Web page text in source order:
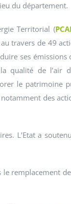
du département.
Territorial (
travers de 49
ses émissions
qualité de l’air
le patrimoine
des
L’Etat a
le remplacement